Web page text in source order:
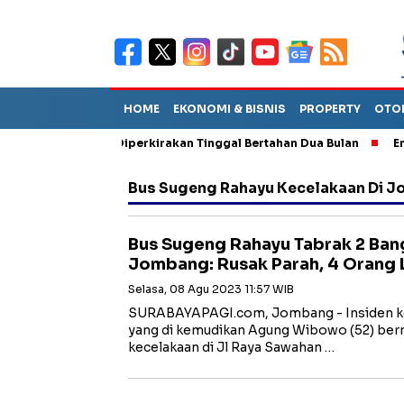
HOME EKONOMI & BISNIS PROPERTY
Sebut TPA Diperkirakan Tinggal Bertahan Dua Bulan Empat
Bus Sugeng Rahayu Kecelakaan Di
Bus Sugeng Rahayu Tabrak 2
Jombang: Rusak Parah, 4 Orang
Selasa, 08 Agu 2023 11:57 WIB
SURABAYAPAGI.com, Jombang - Insiden
yang di kemudikan Agung Wibowo (52)
kecelakaan di Jl Raya Sawahan …